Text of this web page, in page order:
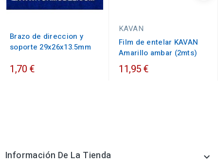
Brazo de direccion y
soporte 29x26x13.5mm
1,70 €
KAVAN
Film de entelar KAVAN
Amarillo ambar (2mts)
11,95 €
Información De La Tienda 